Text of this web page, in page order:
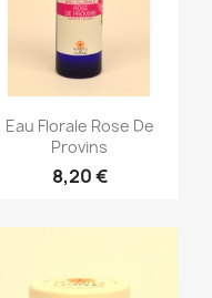
Aperçu rapide
Eau Florale Rose De
Provins
8,20 €